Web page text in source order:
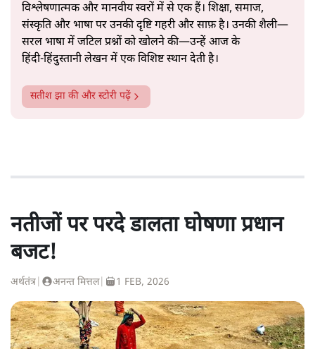
विश्लेषणात्मक और मानवीय स्वरों में से एक हैं। शिक्षा, समाज,
संस्कृति और भाषा पर उनकी दृष्टि गहरी और साफ़ है। उनकी शैली—
सरल भाषा में जटिल प्रश्नों को खोलने की—उन्हें आज के
हिंदी‑हिंदुस्तानी लेखन में एक विशिष्ट स्थान देती है।
सतीश झा की और स्टोरी पढ़ें
नतीजों पर परदे डालता घोषणा प्रधान
बजट!
अर्थतंत्र अनन्त मित्तल| 1 FEB, 2026